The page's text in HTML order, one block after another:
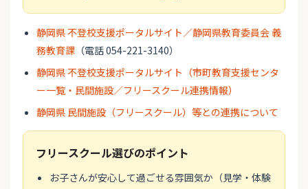
静岡県 不登校支援ポータルサイト／静岡県教育委員会 義
務教育課 （電話 054-221-3140）
静岡県 不登校支援ポータルサイト（市町教育支援センタ
ー一覧・民間施設／フリースクール連携情報）
静岡県 民間施設（フリースクール）等との連携について
フリースクール選びのポイント
お子さんが安心して過ごせる雰囲気か（見学・体験